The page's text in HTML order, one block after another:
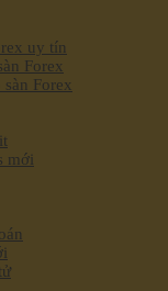
uy tín
Forex
Forex
mới